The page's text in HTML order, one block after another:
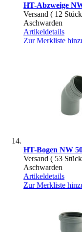
HT-Abzweige
Versand ( 12
Aschwarden
Artikeldetails
Zur Merkliste
HT-Bogen NW
Versand ( 53
Aschwarden
Artikeldetails
Zur Merkliste